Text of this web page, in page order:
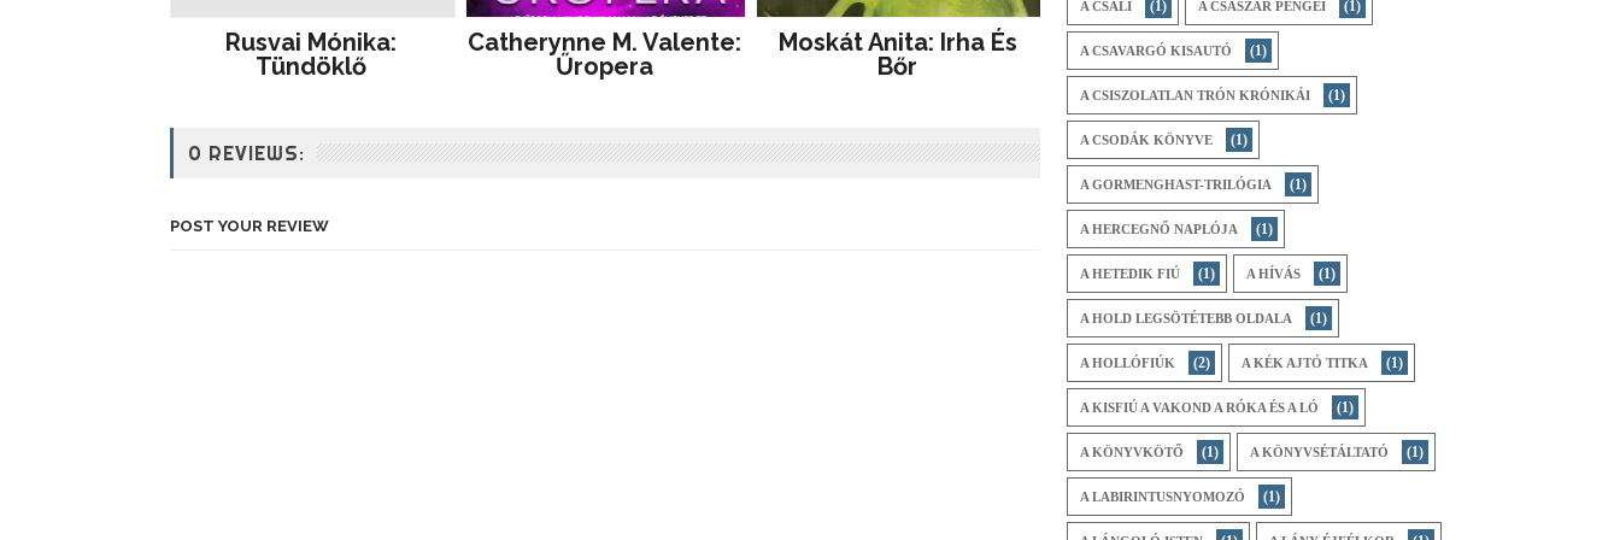
Rusvai Mónika:
Tündöklő
Catherynne M. Valente:
Űropera
Moskát Anita: Irha És
Bőr
0 REVIEWS:
POST YOUR REVIEW
A CSALI (1) A CSÁSZÁR PENGÉI (1)
A CSAVARGÓ KISAUTÓ (1)
A CSISZOLATLAN TRÓN KRÓNIKÁI (1)
A CSODÁK KÖNYVE (1)
A GORMENGHAST-TRILÓGIA (1)
A HERCEGNŐ NAPLÓJA (1)
A HETEDIK FIÚ (1) A HÍVÁS (1)
A HOLD LEGSÖTÉTEBB OLDALA (1)
A HOLLÓFIÚK (2) A KÉK AJTÓ TITKA (1)
A KISFIÚ A VAKOND A RÓKA ÉS A LÓ (1)
A KÖNYVKÖTŐ (1) A KÖNYVSÉTÁLTATÓ (1)
A LABIRINTUSNYOMOZÓ (1)